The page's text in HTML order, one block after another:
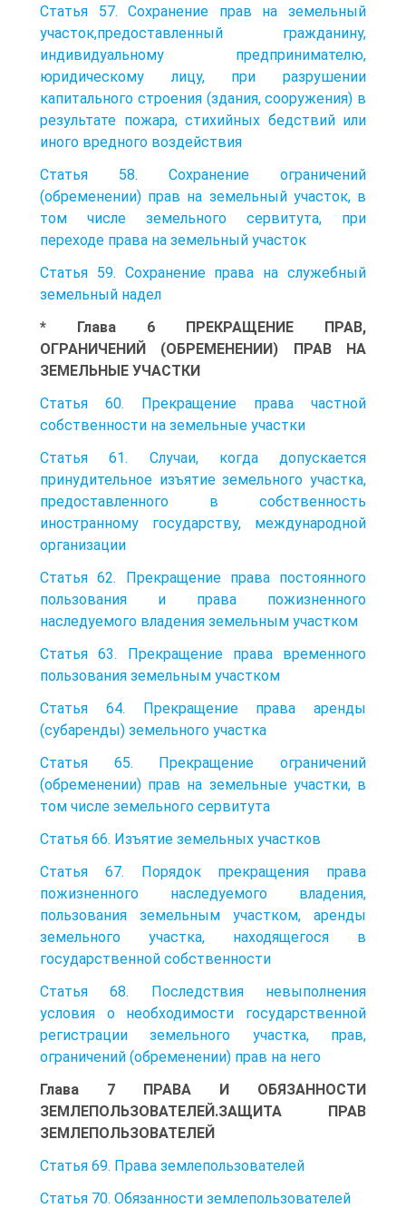
Статья 57. Сохранение прав на земельный
участок,предоставленный гражданину,
индивидуальному предпринимателю,
юридическому лицу, при разрушении
капитального строения (здания, сооружения) в
результате пожара, стихийных бедствий или
иного вредного воздействия
Статья 58. Сохранение ограничений
(обременении) прав на земельный участок, в
том числе земельного сервитута, при
переходе права на земельный участок
Статья 59. Сохранение права на служебный
земельный надел
* Глава 6 ПРЕКРАЩЕНИЕ ПРАВ,
ОГРАНИЧЕНИЙ (ОБРЕМЕНЕНИИ) ПРАВ НА
ЗЕМЕЛЬНЫЕ УЧАСТКИ
Статья 60. Прекращение права частной
собственности на земельные участки
Статья 61. Случаи, когда допускается
принудительное изъятие земельного участка,
предоставленного в собственность
иностранному государству, международной
организации
Статья 62. Прекращение права постоянного
пользования и права пожизненного
наследуемого владения земельным участком
Статья 63. Прекращение права временного
пользования земельным участком
Статья 64. Прекращение права аренды
(субаренды) земельного участка
Статья 65. Прекращение ограничений
(обременении) прав на земельные участки, в
том числе земельного сервитута
Статья 66. Изъятие земельных участков
Статья 67. Порядок прекращения права
пожизненного наследуемого владения,
пользования земельным участком, аренды
земельного участка, находящегося в
государственной собственности
Статья 68. Последствия невыполнения
условия о необходимости государственной
регистрации земельного участка, прав,
ограничений (обременении) прав на него
Глава 7 ПРАВА И ОБЯЗАННОСТИ
ЗЕМЛЕПОЛЬЗОВАТЕЛЕЙ.ЗАЩИТА ПРАВ
ЗЕМЛЕПОЛЬЗОВАТЕЛЕЙ
Статья 69. Права землепользователей
Статья 70. Обязанности землепользователей